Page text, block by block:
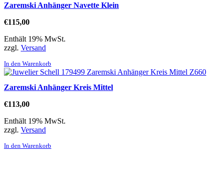
Zaremski Anhänger Navette Klein
€115,00
Enthält 19% MwSt.
zzgl. Versand
In den Warenkorb
Zaremski Anhänger Kreis Mittel
€113,00
Enthält 19% MwSt.
zzgl. Versand
In den Warenkorb